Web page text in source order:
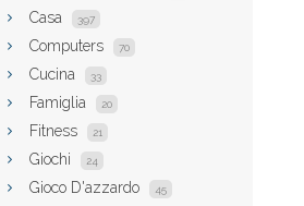
Casa 397
Computers 70
Cucina 33
Famiglia 20
Fitness 21
Giochi 24
Gioco D'azzardo 45